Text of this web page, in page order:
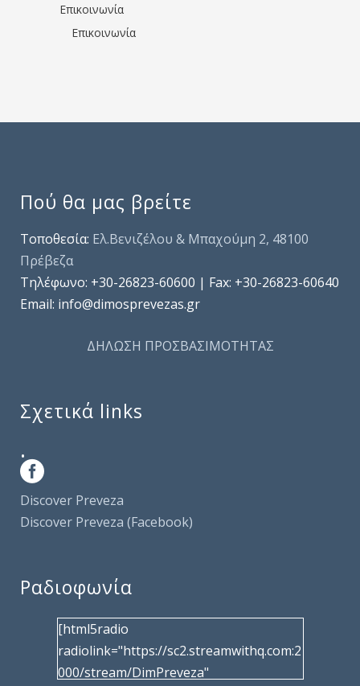
Επικοινωνία
Επικοινωνία
Πού θα μας βρείτε
Τοποθεσία: Ελ.Βενιζέλου & Μπαχούμη 2, 48100
Πρέβεζα
Τηλέφωνo: +30-26823-60600 | Fax: +30-26823-60640
Email: info@dimosprevezas.gr
ΔΗΛΩΣΗ ΠΡΟΣΒΑΣΙΜΟΤΗΤΑΣ
Σχετικά links
.
Discover Preveza
Discover Preveza (Facebook)
Ραδιοφωνία
[html5radio
radiolink="https://sc2.streamwithq.com:2
000/stream/DimPreveza"